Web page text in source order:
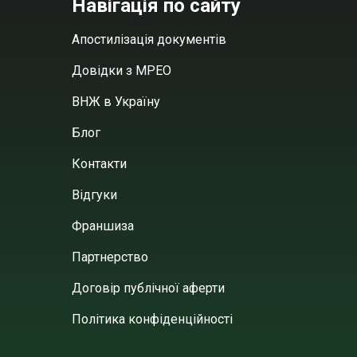
Навігація по сайту
Апостилізація документів
Довідки з МРЕО
ВНЖ в Україну
Блог
Контакти
Відгуки
Франшиза
Партнерство
Договір публічної аферти
Політика конфіденційності